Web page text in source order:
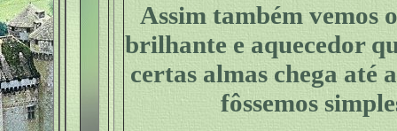
Assim também vemos
brilhante e aquecedor
certas almas chega até
fôssemos